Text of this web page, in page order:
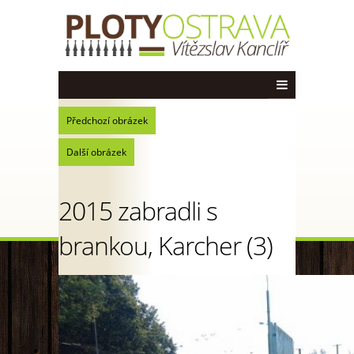
Předchozí obrázek
Další obrázek
2015 zabradli s
brankou, Karcher (3)